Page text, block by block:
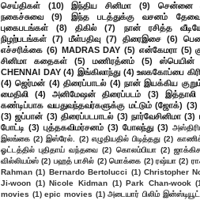
செய்திகள்
(10) இந்திய சினிமா (9) சென்னை
நகைச்சுவை
(9) இந்த படத்துக்கு வசனம்
புகைபடங்கள்
(8) திகில் (7) நான் ரசித்த
நிழற்படங்கள் (7) மீள்பதிவு (7) திரைஇசை (6)
எச்சரிக்கை (6) MADRAS DAY (5) என்கேமரா (5)
சினிமா கதைகள்
(5) மணிரத்னம் (5) ஸ்பெயின்
CHENNAI DAY (4) இங்கிலாந்து (4) உலககோப்பை
(4) ஜெர்மன் (4) திரைப்பாடல் (4) நான் இயக்கிய
மைதிலி
(4) அனிமேஷன் திரைப்படம் (3) இத்தாலி
கண்டிப்பாக வயதுவந்தவர்களுக்கு மட்டும் (ஜோக்) (3)
(3) ஜப்பான் (3) திரைப்படபாடல் (3) நார்வேசினிமா (3)
போட்டி (3) புத்தகவிமர்சனம் (3) போலந்து (3)
இலங்கை (2) இஸ்ரேல். (2) எழுதியதில் பிடித்தது (2)
ஓட்டத்தில் புதிதாய் வந்தவை (2) கொலம்பியா (2)
வில்லியம்ஸ் (2) பஹத் பாசில் (2) மொக்கை (2) ரஷ்யா (2)
Rahman (1) Bernardo Bertolucci (1) Christopher
Ji-woon (1) Nicole Kidman (1) Park Chan-wook
movies (1) epic movies (1) அடையார் பிலிம் இன்ஸ்டியூட்